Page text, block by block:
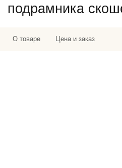
подрамника
О товаре Цена и заказ